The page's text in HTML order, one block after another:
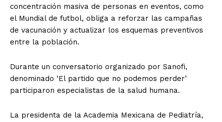
concentración masiva de personas en eventos, como
el Mundial de futbol, obliga a reforzar las campañas
de vacunación y actualizar los esquemas preventivos
entre la población.
Durante un conversatorio organizado por Sanofi,
denominado ‘El partido que no podemos perder’
participaron especialistas de la salud humana.
La presidenta de la Academia Mexicana de Pediatría,